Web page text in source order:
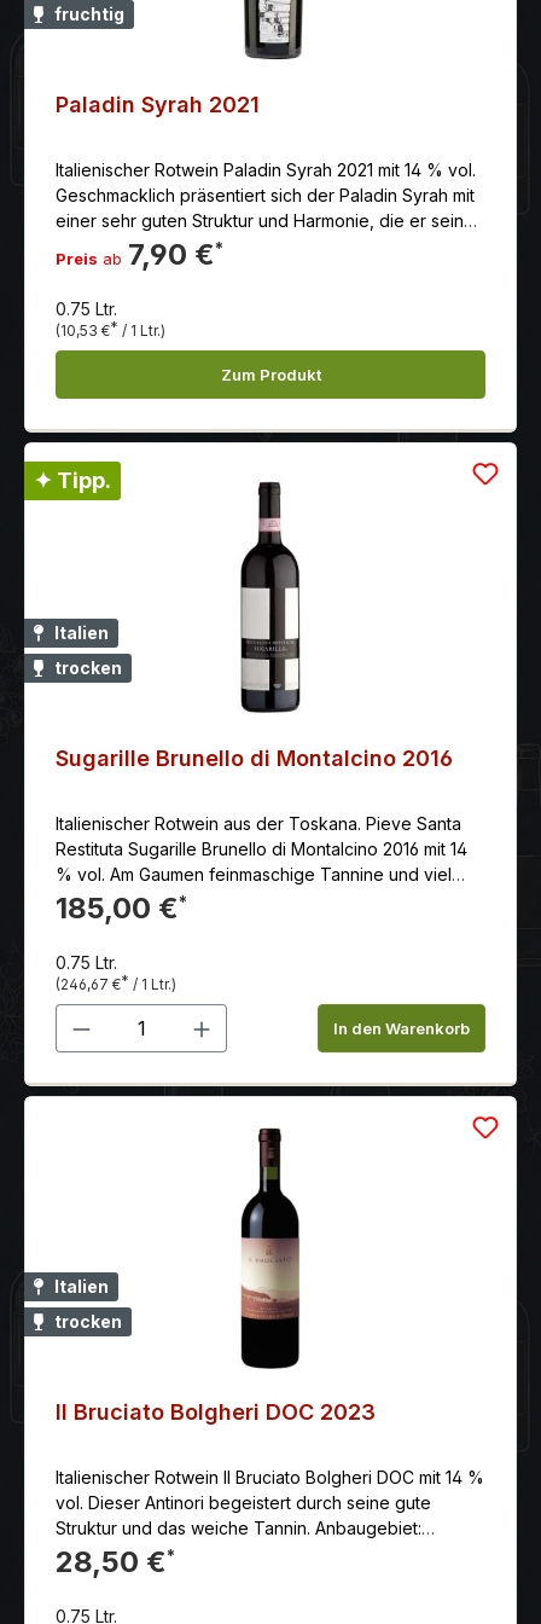
fruchtig
Paladin Syrah 2021
Italienischer Rotwein Paladin Syrah 2021 mit 14 % vol.
Geschmacklich präsentiert sich der Paladin Syrah mit
einer sehr guten Struktur und Harmonie, die er seiner
Überreife und der natürliche Konzentration zu
verdanken hat.
Preis ab 7,90 €*
0.75 Ltr.
(10,53 €* / 1 Ltr.)
Zum Produkt
✦ Tipp.
Italien
trocken
Sugarille Brunello di Montalcino 2016
Italienischer Rotwein aus der Toskana. Pieve Santa
Restituta Sugarille Brunello di Montalcino 2016 mit 14
% vol. Am Gaumen feinmaschige Tannine und viel
reife, süße Frucht, gut integriertes Holz. Satt und
eindrucksvoll das Finale.
185,00 €*
0.75 Ltr.
(246,67 €* / 1 Ltr.)
Produkt Anzahl: Gib denIn den Warenkorb
Italien
trocken
Il Bruciato Bolgheri DOC 2023
Italienischer Rotwein Il Bruciato Bolgheri DOC mit 14 %
vol. Dieser Antinori begeistert durch seine gute
Struktur und das weiche Tannin. Anbaugebiet:
ToskanaErzeuger: Antinori - Tenuta Guado al Tasso
Rebsorten: 60% Cabernet Sauvignon, 30% Merlot,
28,50 €*
0.75 Ltr.